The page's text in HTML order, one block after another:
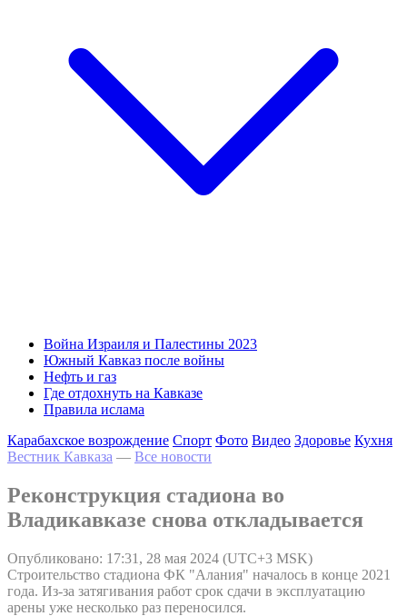
Война Израиля и Палестины 2023
Южный Кавказ после войны
Нефть и газ
Где отдохнуть на Кавказе
Правила ислама
Карабахское возрождение Спорт Фото Видео Здоровье Кухня
Вестник Кавказа — Все новости
Реконструкция стадиона во
Владикавказе снова откладывается
Опубликовано: 17:31, 28 мая 2024 (UTC+3 MSK)
Строительство стадиона ФК "Алания" началось в конце 2021
года. Из-за затягивания работ срок сдачи в эксплуатацию
арены уже несколько раз переносился.